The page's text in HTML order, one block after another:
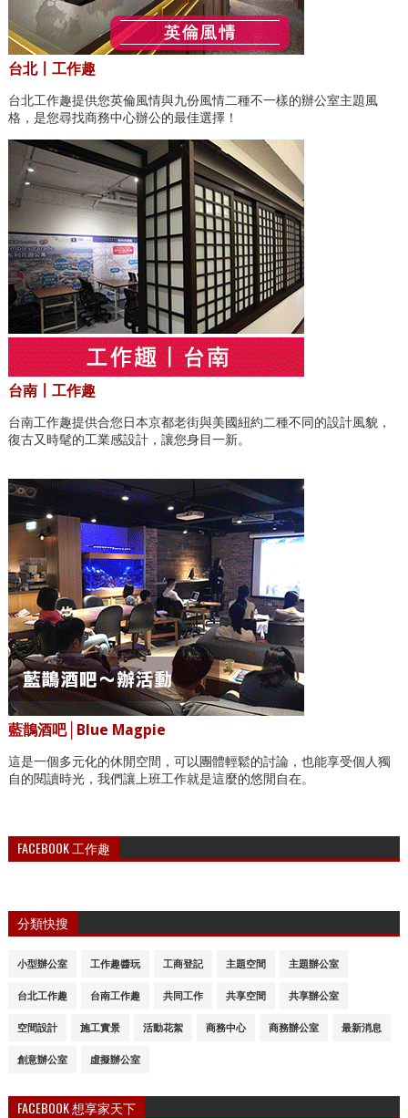
台北〡工作趣
台北工作趣提供您英倫風情與九份風情二種不一樣的辦公室主題風
格，是您尋找商務中心辦公的最佳選擇！
台南〡工作趣
台南工作趣提供合您日本京都老街與美國紐約二種不同的設計風貌，
復古又時髦的工業感設計，讓您身目一新。
藍鵲酒吧│Blue Magpie
這是一個多元化的休閒空間，可以團體輕鬆的討論，也能享受個人獨
自的閱讀時光，我們讓上班工作就是這麼的悠閒自在。
FACEBOOK 工作趣
分類快搜
小型辦公室 工作趣醬玩 工商登記 主題空間 主題辦公室
台北工作趣 台南工作趣 共同工作 共享空間 共享辦公室
空間設計 施工實景 活動花絮 商務中心 商務辦公室 最新消息
創意辦公室 虛擬辦公室
FACEBOOK 想享家天下